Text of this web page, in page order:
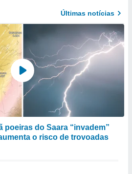
Últimas notícias
poeiras do Saara “invadem”
o risco de trovoadas